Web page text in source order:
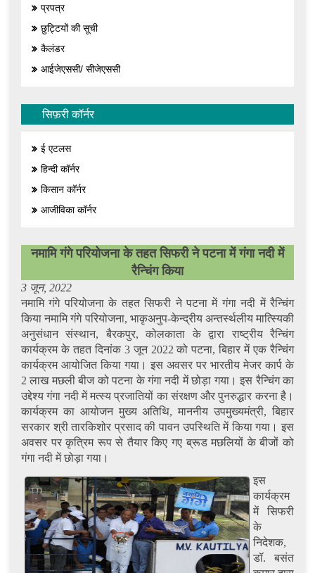
प्रपत्र
छुट्टियों की सूची
कैलंडर
आईजेएससी/ सीजेएससी
सिफ़री कॉर्नर
ई एटलस
हिन्दी कॉर्नर
किसान कॉर्नर
आजीविका कॉर्नर
नमामि गंगे परियोजना के तहत सिफरी ने पटना में गंगा नदी में
रैन्चिंग किया
3 जून, 2022
नमामि गंगे परियोजना के तहत सिफरी ने पटना में गंगा नदी में रैन्चिंग
किया नमामि गंगे परियोजना, भाकृअनुप-केन्द्रीय अन्तर्स्थलीय मात्स्यिकी
अनुसंधान संस्थान, बैरकपुर, कोलकाता के द्वारा राष्ट्रीय रैन्चिंग
कार्यक्रम के तहत दिनांक 3 जून 2022 को पटना, बिहार में एक रैन्चिंग
कार्यक्रम आयोजित किया गया। इस अवसर पर भारतीय मेजर कार्प के
2 लाख मछली बीज को पटना के गंगा नदी में छोड़ा गया। इस रैन्चिंग का
उद्देश्य गंगा नदी में मत्स्य प्रजातियों का संरक्षण और पुनरुद्धार करना है।
कार्यक्रम का आयोजन मुख्य अतिथि, माननीय उपमुख्यमंत्री, बिहार
सरकार श्री तारकिशोर प्रसाद की पावन उपस्थिति में किया गया। इस
अवसर पर कृत्रिम रूप से तैयार किए गए ब्रूड मछलियों के बीजों को
गंगा नदी में छोड़ा गया।
इस
कार्यक्रम
में सिफरी
के
निदेशक,
डॉ. बसंत